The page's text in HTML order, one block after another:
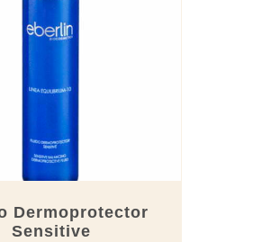
Dermoprotector
Sensitive